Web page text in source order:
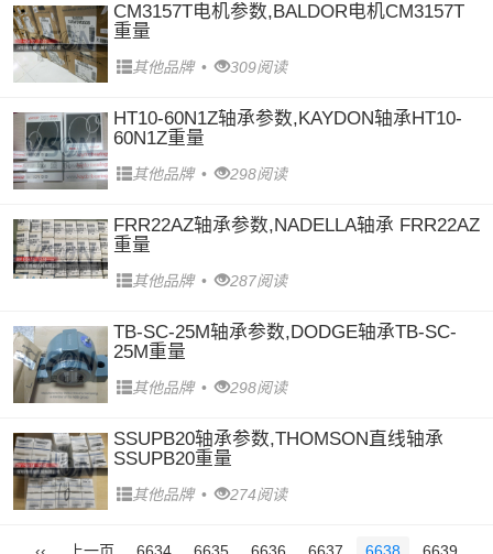
CM3157T电机参数,BALDOR电机CM3157T
重量
其他品牌 • 309阅读
HT10-60N1Z轴承参数,KAYDON轴承HT10-
60N1Z重量
其他品牌 • 298阅读
FRR22AZ轴承参数,NADELLA轴承 FRR22AZ
重量
其他品牌 • 287阅读
TB-SC-25M轴承参数,DODGE轴承TB-SC-
25M重量
其他品牌 • 298阅读
SSUPB20轴承参数,THOMSON直线轴承
SSUPB20重量
其他品牌 • 274阅读